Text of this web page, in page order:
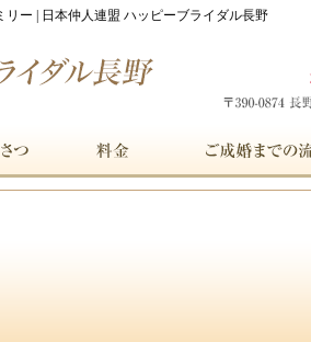
リー | 日本仲人連盟 ハッピーブライダル長野